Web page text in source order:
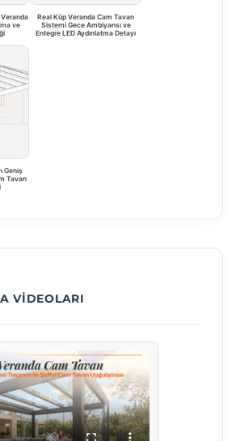
Veranda
ve
Real Küp Veranda Cam Tavan
Sistemi Gece Ambiyansı ve
Entegre LED Aydınlatma Detayı
Geniş
Tavan
VIDEOLARI